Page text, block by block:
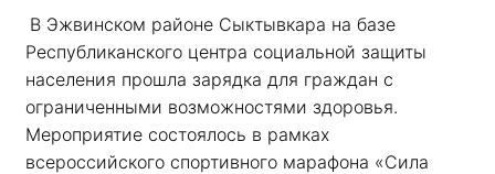
В Эжвинском районе Сыктывкара на базе
Республиканского центра социальной защиты
населения прошла зарядка для граждан с
ограниченными возможностями здоровья.
Мероприятие состоялось в рамках
всероссийского спортивного марафона «Сила